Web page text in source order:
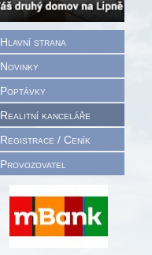
Hlavní strana
Novinky
Poptávky
Realitní kanceláře
Registrace / Ceník
Provozovatel